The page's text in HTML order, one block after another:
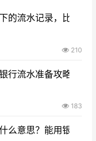
的流水记录，比你想
210
行流水准备攻略，你
183
么意思？能用银行流